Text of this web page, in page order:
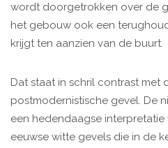
wordt doorgetrokken over de
het gebouw ook een
krijgt ten aanzien van de buurt.
Dat staat in schril contrast met
postmodernistische gevel. De
een hedendaagse interpretatie
eeuwse witte gevels die in de